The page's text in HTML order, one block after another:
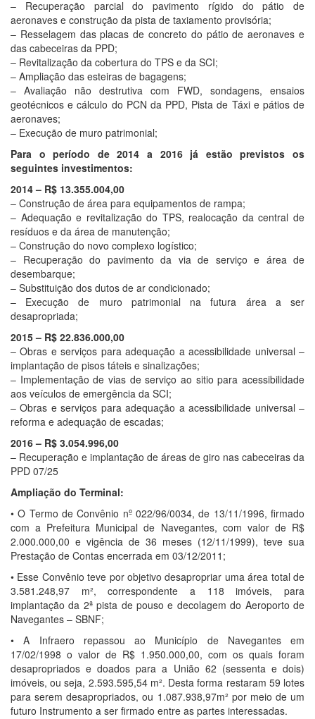
– Recuperação parcial do pavimento rígido do pátio de
aeronaves e construção da pista de taxiamento provisória;
– Resselagem das placas de concreto do pátio de aeronaves e
das cabeceiras da PPD;
– Revitalização da cobertura do TPS e da SCI;
– Ampliação das esteiras de bagagens;
– Avaliação não destrutiva com FWD, sondagens, ensaios
geotécnicos e cálculo do PCN da PPD, Pista de Táxi e pátios de
aeronaves;
– Execução de muro patrimonial;
Para o período de 2014 a 2016 já estão previstos os
seguintes investimentos:
2014 – R$ 13.355.004,00
– Construção de área para equipamentos de rampa;
– Adequação e revitalização do TPS, realocação da central de
resíduos e da área de manutenção;
– Construção do novo complexo logístico;
– Recuperação do pavimento da via de serviço e área de
desembarque;
– Substituição dos dutos de ar condicionado;
– Execução de muro patrimonial na futura área a ser
desapropriada;
2015 – R$ 22.836.000,00
– Obras e serviços para adequação a acessibilidade universal –
implantação de pisos táteis e sinalizações;
– Implementação de vias de serviço ao sitio para acessibilidade
aos veículos de emergência da SCI;
– Obras e serviços para adequação a acessibilidade universal –
reforma e adequação de escadas;
2016 – R$ 3.054.996,00
– Recuperação e implantação de áreas de giro nas cabeceiras da
PPD 07/25
Ampliação do Terminal:
• O Termo de Convênio nº 022/96/0034, de 13/11/1996, firmado
com a Prefeitura Municipal de Navegantes, com valor de R$
2.000.000,00 e vigência de 36 meses (12/11/1999), teve sua
Prestação de Contas encerrada em 03/12/2011;
• Esse Convênio teve por objetivo desapropriar uma área total de
3.581.248,97 m², correspondente a 118 imóveis, para
implantação da 2ª pista de pouso e decolagem do Aeroporto de
Navegantes – SBNF;
• A Infraero repassou ao Município de Navegantes em
17/02/1998 o valor de R$ 1.950.000,00, com os quais foram
desapropriados e doados para a União 62 (sessenta e dois)
imóveis, ou seja, 2.593.595,54 m². Desta forma restaram 59 lotes
para serem desapropriados, ou 1.087.938,97m² por meio de um
futuro Instrumento a ser firmado entre as partes interessadas.